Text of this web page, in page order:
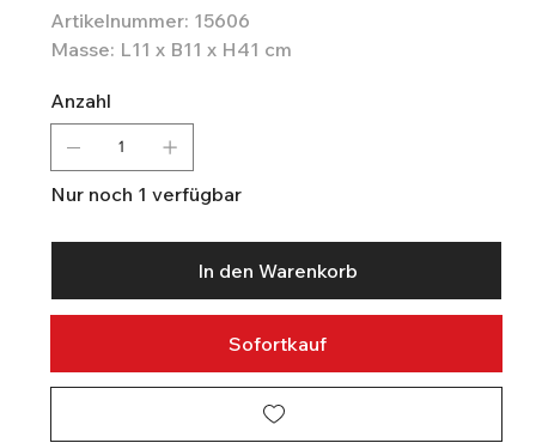
Artikelnummer: 15606
Masse: L11 x B11 x H41 cm
Anzahl
Nur noch 1 verfügbar
In den Warenkorb
Sofortkauf